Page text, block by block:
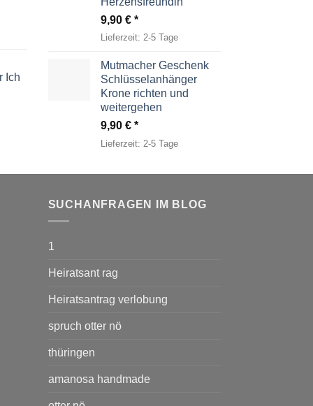
Ich
9,90 €
Lieferzeit: 2-5 Tage
Mutmacher Geschenk
Schlüsselanhänger
Krone richten und
weitergehen
9,90 €
Lieferzeit: 2-5 Tage
SUCHANFRAGEN IM BLOG
1
Heiratsant rag
Heiratsantrag verlobung
spruch otter nö
thüringen
amanosa handmade